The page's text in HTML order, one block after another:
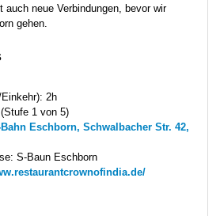
auch neue Verbindungen, bevor wir
gehen.
2h
1 von 5)
Eschborn, Schwalbacher Str. 42,
S-Baun Eschborn